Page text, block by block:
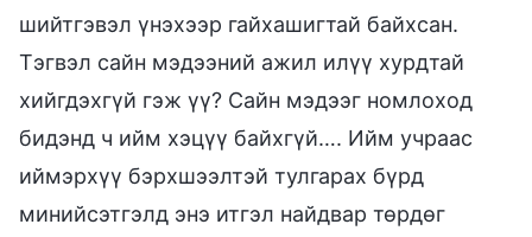
шийтгэвэл үнэхээр гайхашигтай байхсан.
Тэгвэл сайн мэдээний ажил илүү хурдтай
хийгдэхгүй гэж үү? Сайн мэдээг номлоход
бидэнд ч ийм хэцүү байхгүй…. Ийм учраас
иймэрхүү бэрхшээлтэй тулгарах бүрд
минийсэтгэлд энэ итгэл найдвар төрдөг